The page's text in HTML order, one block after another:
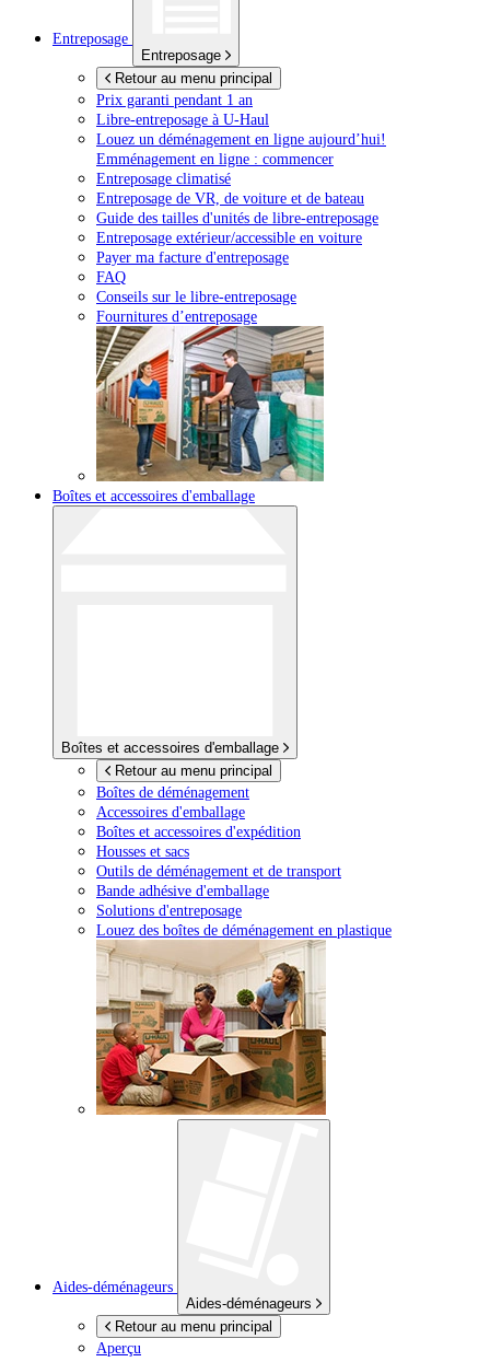
Entreposage
Entreposage
Retour au menu principal
Prix garanti pendant 1 an
Libre-entreposage à U-Haul
Louez un déménagement en ligne aujourd’hui!
Emménagement en ligne : commencer
Entreposage climatisé
Entreposage de VR, de voiture et de bateau
Guide des tailles d'unités de libre-entreposage
Entreposage extérieur/accessible en voiture
Payer ma facture d'entreposage
FAQ
Conseils sur le libre-entreposage
Fournitures d’entreposage
Boîtes et accessoires d'emballage
Boîtes et accessoires d'emballage
Retour au menu principal
Boîtes de déménagement
Accessoires d'emballage
Boîtes et accessoires d'expédition
Housses et sacs
Outils de déménagement et de transport
Bande adhésive d'emballage
Solutions d'entreposage
Louez des boîtes de déménagement en plastique
Aides-déménageurs
Aides-déménageurs
Retour au menu principal
Aperçu